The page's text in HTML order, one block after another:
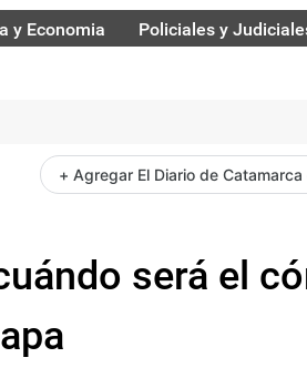
y Economia Policiales y
+ Agregar El Diario de Catamarca
será el